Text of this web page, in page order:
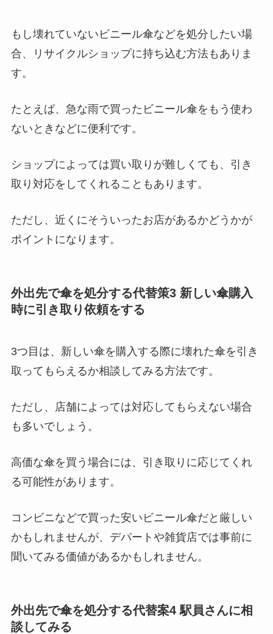
もし壊れていないビニール傘などを処分したい場
合、リサイクルショップに持ち込む方法もありま
す。
たとえば、急な雨で買ったビニール傘をもう使わ
ないときなどに便利です。
ショップによっては買い取りが難しくても、引き
取り対応をしてくれることもあります。
ただし、近くにそういったお店があるかどうかが
ポイントになります。
外出先で傘を処分する代替策3 新しい傘購入
時に引き取り依頼をする
3つ目は、新しい傘を購入する際に壊れた傘を引き
取ってもらえるか相談してみる方法です。
ただし、店舗によっては対応してもらえない場合
も多いでしょう。
高価な傘を買う場合には、引き取りに応じてくれ
る可能性があります。
コンビニなどで買った安いビニール傘だと厳しい
かもしれませんが、デパートや雑貨店では事前に
聞いてみる価値があるかもしれません。
外出先で傘を処分する代替案4 駅員さんに相
談してみる